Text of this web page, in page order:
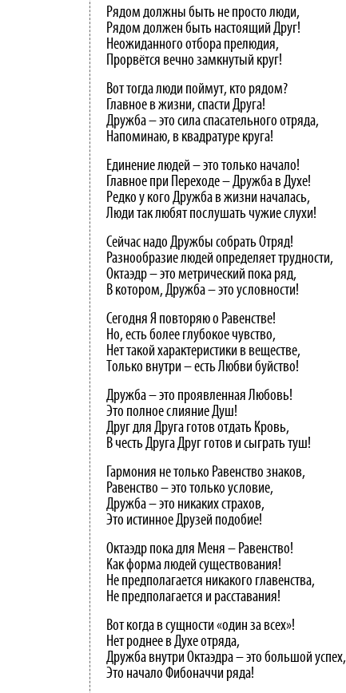
Рядом должны быть не просто люди,
Рядом должен быть настоящий Друг!
Неожиданного отбора прелюдия,
Прорвётся вечно замкнутый круг!
Вот тогда люди поймут, кто рядом?
Главное в жизни, спасти Друга!
Дружба – это сила спасательного отряда,
Напоминаю, в квадратуре круга!
Единение людей – это только начало!
Главное при Переходе – Дружба в Духе!
Редко у кого Дружба в жизни началась,
Люди так любят послушать чужие слухи!
Сейчас надо Дружбы собрать Отряд!
Разнообразие людей определяет трудности,
Октаэдр – это метрический пока ряд,
В котором, Дружба – это условности!
Сегодня Я повторяю о Равенстве!
Но, есть более глубокое чувство,
Нет такой характеристики в веществе,
Только внутри – есть Любви буйство!
Дружба – это проявленная Любовь!
Это полное слияние Душ!
Друг для Друга готов отдать Кровь,
В честь Друга Друг готов и сыграть туш!
Гармония не только Равенство знаков,
Равенство – это только условие,
Дружба – это никаких страхов,
Это истинное Друзей подобие!
Октаэдр пока для Меня – Равенство!
Как форма людей существования!
Не предполагается никакого главенства,
Не предполагается и расставания!
Вот когда в сущности «один за всех»!
Нет роднее в Духе отряда,
Дружба внутри Октаэдра – это большой успех,
Это начало Фибоначчи ряда!